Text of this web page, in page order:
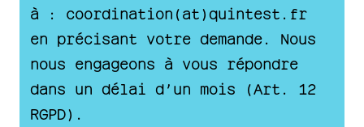
à : coordination(at)quintest.fr
en précisant votre demande. Nous
nous engageons à vous répondre
dans un délai d’un mois (Art. 12
RGPD).